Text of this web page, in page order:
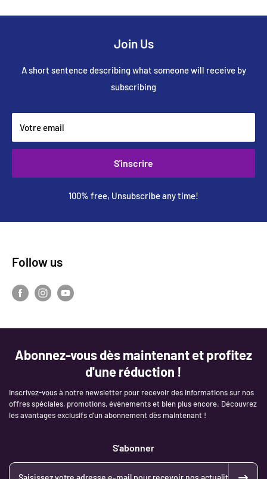
Join Us
A short sentence describing what someone will receive by
subscribing
Votre email
S'inscrire
100% free, Unsubscribe any time!
Follow us
Abonnez-vous dès maintenant et profitez
d'une réduction !
Inscrivez-vous à notre newsletter pour recevoir des informations sur nos
offres spéciales, promotions, événements et bien plus encore. Découvrez
les avantages exclusifs d'un abonnement dès maintenant !
S'abonner